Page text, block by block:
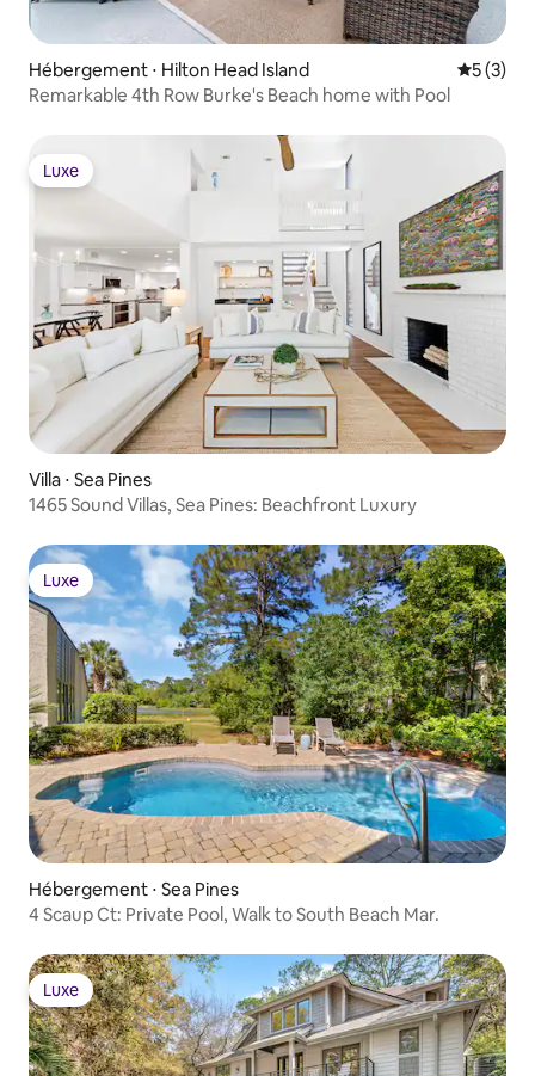
Hébergement ⋅ Hilton Head Island
5 (3)
Remarkable 4th Row Burke's Beach home with Pool
Luxe
Luxe
Villa ⋅ Sea Pines
1465 Sound Villas, Sea Pines: Beachfront Luxury
Luxe
Luxe
Hébergement ⋅ Sea Pines
4 Scaup Ct: Private Pool, Walk to South Beach Mar.
Luxe
Luxe